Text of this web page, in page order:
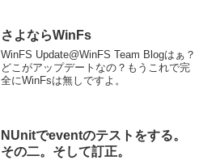
ード・インス...
さよならWinFs
WinFS Update@WinFS Team Blogはぁ？
どこがアップデートなの？もうこれで完
全にWinFsは無しですよ。
NUnitでeventのテストをする。
その二。そして訂正。